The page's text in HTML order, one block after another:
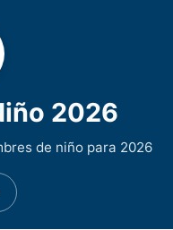
2026
de niño para 2026